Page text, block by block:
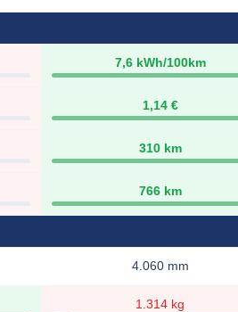
7,6 kWh/100km
1,14 €
310 km
766 km
4.060 mm
1.314 kg